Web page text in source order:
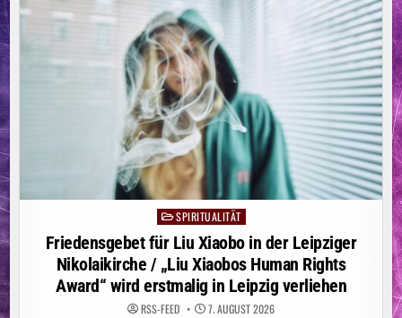
Posted
in
SPIRITUALITÄT
Friedensgebet für Liu Xiaobo in der Leipziger
Nikolaikirche / „Liu Xiaobos Human Rights
Award“ wird erstmalig in Leipzig verliehen
RSS-FEED 7. AUGUST 2026